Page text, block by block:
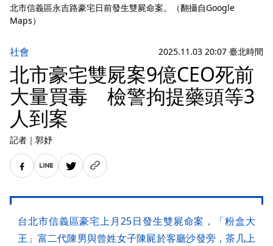
北市信義區永吉路豪宅日前發生雙屍命案。（翻攝自Google
Maps）
社會 2025.11.03 20:07 臺北時間
北市豪宅雙屍案9億CEO死前
大量買毒 檢警拘提藥頭等3
人到案
記者 ｜ 郭妤
台北市信義區豪宅上月25日發生雙屍命案，「粉盒大
王」富二代陳男與曾姓女子陳屍於客廳沙發旁，茶几上